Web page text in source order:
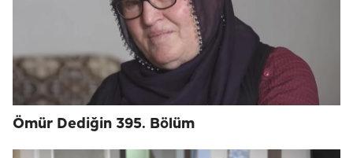
Ömür Dediğin 395. Bölüm